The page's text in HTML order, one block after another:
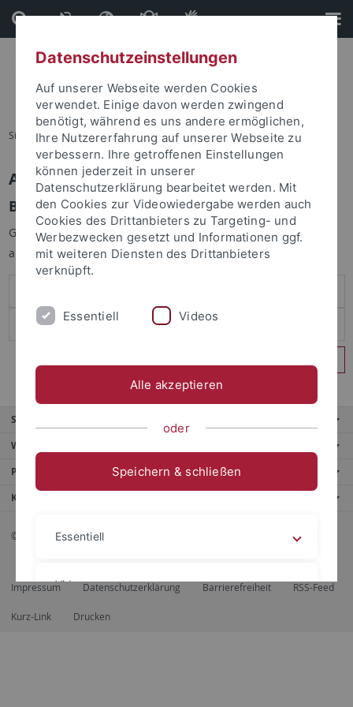
Direkt
zum
Inhalt
Direkt
zur
Fußleiste
Sie sind hier: Startseite
Anmelden
Benutzeranmeldung
Geben Sie Ihren Benutzernamen und Ihr Passwort an um sich
anzumelden:
Service
Weitere Angebote
Portale
Kontaktinfo
© 2026 Eberhard Karls Universität Tübingen, Tübingen
Impressum Datenschutzerklärung Barrierefreiheit RSS-Feed
Kurz-Link Drucken
Datenschutzeinstellungen
Auf unserer Webseite werden Cookies
verwendet. Einige davon werden zwingend
benötigt, während es uns andere ermöglichen,
Ihre Nutzererfahrung auf unserer Webseite zu
verbessern. Ihre getroffenen Einstellungen
können jederzeit in unserer
Datenschutzerklärung bearbeitet werden. Mit
den Cookies zur Videowiedergabe werden auch
Cookies des Drittanbieters zu Targeting- und
Werbezwecken gesetzt und Informationen ggf.
mit weiteren Diensten des Drittanbieters
verknüpft.
Essentiell Videos
Alle akzeptieren
oder
Speichern & schließen
Essentiell
Videos